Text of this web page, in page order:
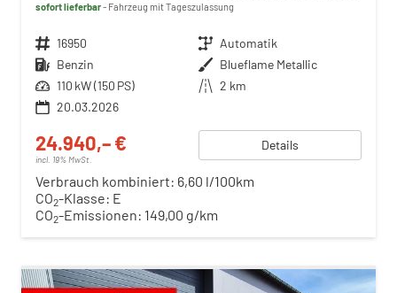
sofort lieferbar Fahrzeug mit Tageszulassung
Fahrzeugnr. 16950 Getriebe Automatik
Kraftstoff Benzin Außenfarbe Blueflame Metallic
Leistung 110 kW (150 PS) Kilometerstand 2 km
20.03.2026
24.940,– €
incl. 19% MwSt.
Details
Verbrauch kombiniert: 6,60 l/100km
CO2-Klasse: E
CO2-Emissionen: 149,00 g/km